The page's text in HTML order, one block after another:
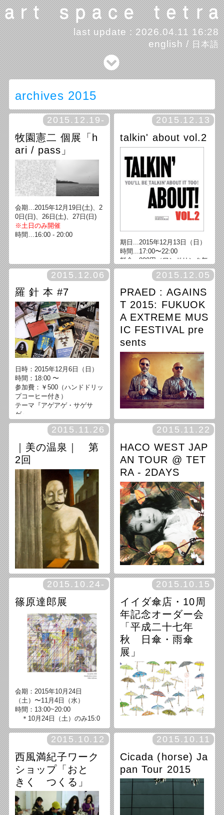
last update : 2026.04.11 16:28
english/日本語
archives 2015
2015.12.19-
牧園憲二 個展「h
ari / pass」
会期…2015年12月19日(土)、2
0日(日)、26日(土)、27日(日)
※土日のみ開催
時間…16:00 - 20:00
2015.12.13
talkin' about vol.2
期日...2015年12月13日（日）
時間...17:00〜22:00
料金...800円（ワンドリンク無
料。フード付き）
スピーカー...渡邊瑠璃, 寺江圭
一郎, 山内光枝, 宮田君平, 武
内貴子, 牛島光太郎
2015.12.06
羅 針 本 #7
日時：2015年12月6日（日）
時間：18:00 〜
参加費：￥500（ハンドドリッ
プコーヒー付き）
テーマ『アゲアゲ・サゲサ
ゲ』
2015.12.05
PRAED : AGAINS
T 2015: FUKUOK
A EXTREME MUS
IC FESTIVAL pre
sents
w/ capture (中村勇治/藤井マサ
カズ/峰尾かおり)
/ bowden/matsuoka duo
/ B(U)TT TRIO (Bowden/Tak
ei/Tomi)
/ DJ Yamaguchi Kenzo 日
時：2015年12月5日
19:00 開場 / 19:30 開演
料金：1500円+1ドリンク(500
円)
2015.11.26
｜美の温泉｜ 第
2回
日にち：2015年11月26日
（木）
時 間：18:30 〜
参加費：￥500（お紅茶付き）
2015.11.22
HACO WEST JAP
AN TOUR @ TET
RA - 2DAYS
【1日目：ライブ】
出演：HACO / 諸岡光男
時間：19:00 開場 / 19:30 開演
料金：2000円（1ドリンク込）
【2日目：トーク & サウンド
パフォーマンス + 音虫眼鏡ワ
ークショップ】
期日：2015年11月23日（月・
祝）
時間：18:30 開場 / 19:00 開始
料金：1000円
2015.10.24-
篠原達郎展
会期：2015年10月24日
（土）〜11月4日（水）
時間：13:00~20:00
＊10月24日（土）のみ15:0
0〜、11月 4日（水）のみ15:0
0まで 詳細：10月24日（土）1
8:00~オープニングパーティー
（参加費¥500）
・アーティストトーク
篠原達郎（聞き手：古賀義
浩）・ライブ：上江洲安志
助成：公益財団法人福岡
県教育文化奨学財団助成事業
2015.10.15
イイダ傘店・10周
年記念オーダー会
「平成二十七年
秋 日傘・雨傘
展」
会期...2015年10月15日(木)～1
0月19日(月)
時間...12:00 - 19:00
（最終日は17時マデ）
2015.10.12
西風満紀子ワーク
ショップ「おと
きく つくる」
2015.10.11
Cicada (horse) Ja
pan Tour 2015